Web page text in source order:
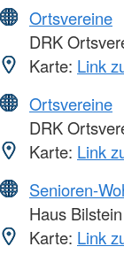
Ortsvereine
DRK
Karte: Link
Ortsvereine
DRK
Karte: Link
Senioren-
Haus Bilstein
Karte: Link